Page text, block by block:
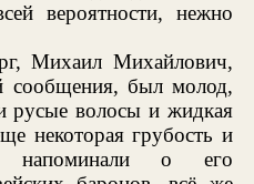
вероятности, нежно
Михаил Михайлович,
сообщения, был молод,
русые волосы и жидкая
некоторая грубость и
напоминали о его